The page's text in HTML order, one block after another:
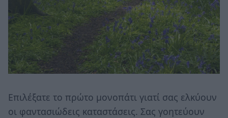
Επιλέξατε το πρώτο μονοπάτι γιατί σας ελκύουν
οι φαντασιώδεις καταστάσεις. Σας γοητεύουν